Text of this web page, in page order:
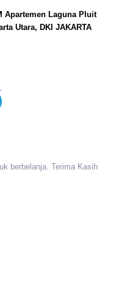
Apartemen Laguna Pluit
Utara, DKI JAKARTA
berbelanja. Terima Kasih